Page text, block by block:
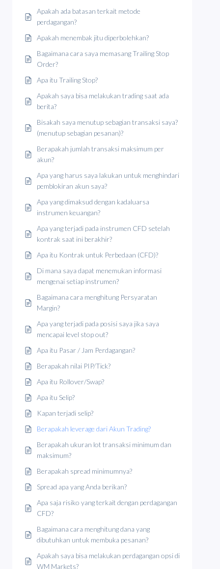
Apakah ada batasan terkait metode
perdagangan?
Apakah menembak jitu diperbolehkan?
Bagaimana cara saya memasang Trailing Stop
Order?
Apa itu Trailing Stop?
Apakah saya bisa melakukan trading saat ada
berita?
Bisakah saya menutup sebagian transaksi saya?
(menutup sebagian pesanan)?
Berapakah jumlah transaksi maksimum per
akun?
Apa yang harus saya lakukan untuk menghindari
pemblokiran akun saya?
Apa yang dimaksud dengan kadaluarsa
instrumen keuangan?
Apa yang terjadi pada instrumen CFD setelah
kontrak saat ini berakhir?
Apa itu Kontrak untuk Perbedaan (CFD)?
Di mana saya dapat menemukan informasi
mengenai setiap instrumen?
Bagaimana cara menghitung Persyaratan
Margin?
Apa yang terjadi pada posisi saya jika saya
mencapai level stop out?
Apa itu Pasar / Jam Perdagangan?
Berapakah nilai PIP/Tick?
Apa itu Rollover/Swap?
Apa itu Selip?
Kapan terjadi selip?
Berapakah leverage dari Akun Trading?
Berapakah ukuran lot transaksi minimum dan
maksimum?
Berapakah spread minimumnya?
Spread apa yang Anda berikan?
Apa saja risiko yang terkait dengan perdagangan
CFD?
Bagaimana cara menghitung dana yang
dibutuhkan untuk membuka pesanan?
Apakah saya bisa melakukan perdagangan opsi di
WM Markets?